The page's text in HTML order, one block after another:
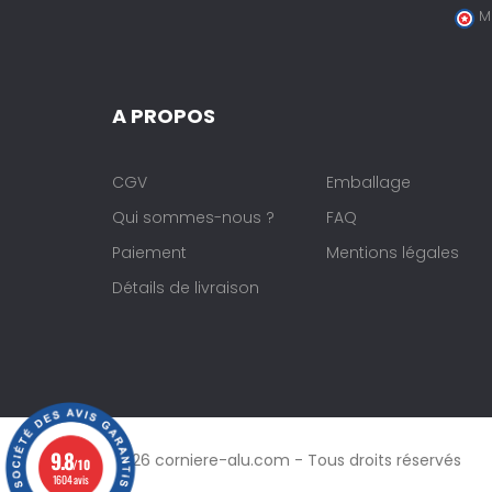
A PROPOS
CGV
Qui sommes-nous ?
Paiement
Détails de livraison
Emballage
FAQ
Mentions légales
© 2026 corniere-alu.com - Tous droits réservés
9.8/10
1604 avis